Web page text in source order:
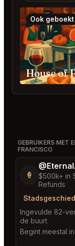
Ook geboekt
GEBRUIKERS MET
FRANCISCO
🍦
$500k+ in
Refunds
Ingevulde 82-
de buurt
Begint meestal